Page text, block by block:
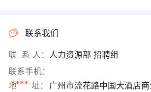
联系我们
联 系 人： 人力资源部 招聘组
联系手机：
****
地 址： 广州市流花路中国大酒店